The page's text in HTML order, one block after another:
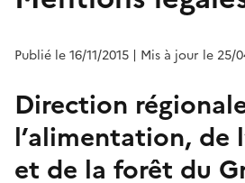
Publié le 16/11/2015 | Mis à jour le 25/
Direction
l’alimentation, de
et de la forêt du